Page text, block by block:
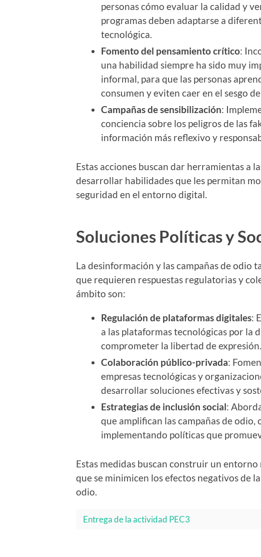
personas cómo evaluar la calidad y
programas deben adaptarse a
tecnológica.
Fomento del pensamiento crítico:
una habilidad siempre ha sido muy
informal, para que las personas
consumen y eviten caer en el sesgo
Campañas de sensibilización:
conciencia sobre los peligros de las
información más reflexivo y
Estas acciones buscan dar herramientas a
desarrollar habilidades que les permitan
seguridad en el entorno digital.
Soluciones Políticas y
La desinformación y las campañas de odio
que requieren respuestas regulatorias y
ámbito son:
Regulación de plataformas digitales:
a las plataformas tecnológicas por la
comprometer la libertad de expresión.
Colaboración público-privada:
empresas tecnológicas y
desarrollar soluciones efectivas y
Estrategias de inclusión social:
que amplifican las campañas de odio,
implementando políticas que
Estas medidas buscan construir un
que se minimicen los efectos negativos de
odio.
Entrega de la actividad PEC3